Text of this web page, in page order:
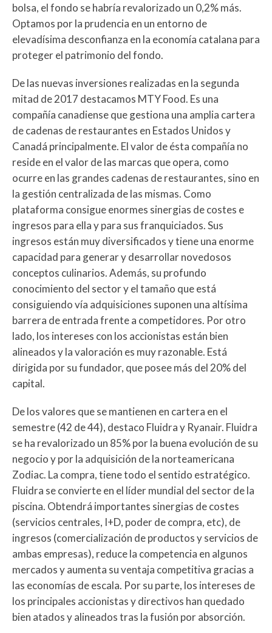
bolsa, el fondo se habría revalorizado un 0,2% más.
Optamos por la prudencia en un entorno de
elevadísima desconfianza en la economía catalana para
proteger el patrimonio del fondo.
De las nuevas inversiones realizadas en la segunda
mitad de 2017 destacamos MTY Food. Es una
compañía canadiense que gestiona una amplia cartera
de cadenas de restaurantes en Estados Unidos y
Canadá principalmente. El valor de ésta compañía no
reside en el valor de las marcas que opera, como
ocurre en las grandes cadenas de restaurantes, sino en
la gestión centralizada de las mismas. Como
plataforma consigue enormes sinergias de costes e
ingresos para ella y para sus franquiciados. Sus
ingresos están muy diversificados y tiene una enorme
capacidad para generar y desarrollar novedosos
conceptos culinarios. Además, su profundo
conocimiento del sector y el tamaño que está
consiguiendo vía adquisiciones suponen una altísima
barrera de entrada frente a competidores. Por otro
lado, los intereses con los accionistas están bien
alineados y la valoración es muy razonable. Está
dirigida por su fundador, que posee más del 20% del
capital.
De los valores que se mantienen en cartera en el
semestre (42 de 44), destaco Fluidra y Ryanair. Fluidra
se ha revalorizado un 85% por la buena evolución de su
negocio y por la adquisición de la norteamericana
Zodiac. La compra, tiene todo el sentido estratégico.
Fluidra se convierte en el líder mundial del sector de la
piscina. Obtendrá importantes sinergias de costes
(servicios centrales, I+D, poder de compra, etc), de
ingresos (comercialización de productos y servicios de
ambas empresas), reduce la competencia en algunos
mercados y aumenta su ventaja competitiva gracias a
las economías de escala. Por su parte, los intereses de
los principales accionistas y directivos han quedado
bien atados y alineados tras la fusión por absorción.